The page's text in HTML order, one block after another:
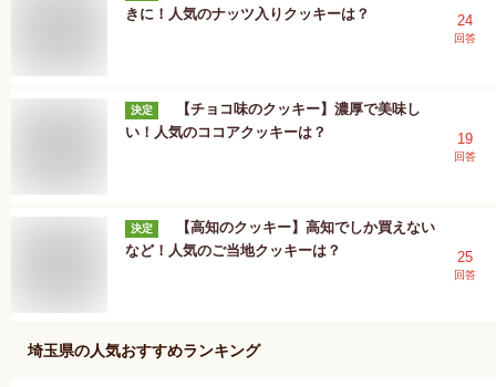
きに！人気のナッツ入りクッキーは？
24
回答
決定
【チョコ味のクッキー】濃厚で美味し
い！人気のココアクッキーは？
19
回答
決定
【高知のクッキー】高知でしか買えない
など！人気のご当地クッキーは？
25
回答
埼玉県の人気おすすめランキング